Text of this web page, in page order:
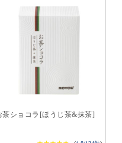
茶ショコラ[ほうじ茶&抹茶]